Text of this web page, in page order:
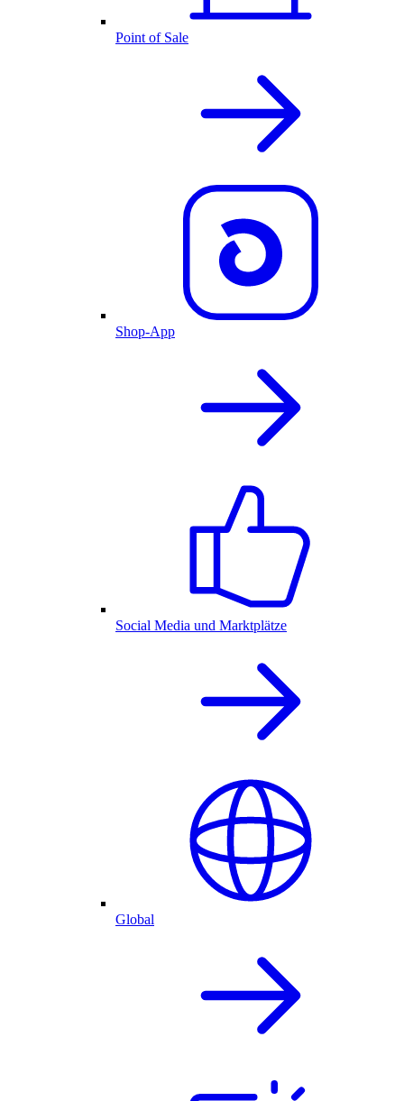
Point of Sale
Shop-App
Social Media und Marktplätze
Global